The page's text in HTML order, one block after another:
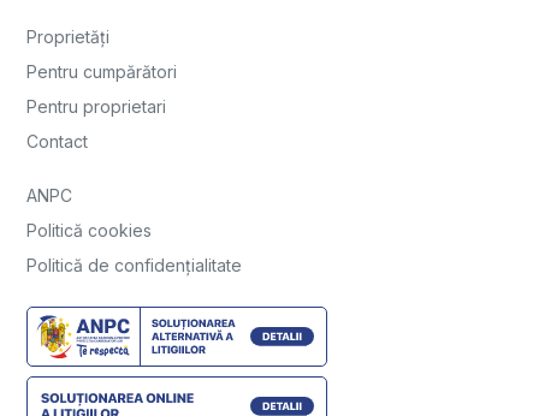
Proprietăți
Pentru cumpărători
Pentru proprietari
Contact
ANPC
Politică cookies
Politică de confidențialitate